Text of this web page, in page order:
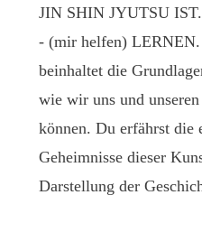
JIN SHIN JYUTSU
- (mir helfen)
beinhaltet die
wie wir uns und
können. Du erfährst die
Geheimnisse dieser
Darstellung der